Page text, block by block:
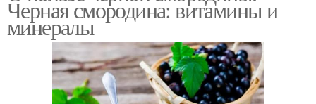
Черная смородина: витамины и
минералы